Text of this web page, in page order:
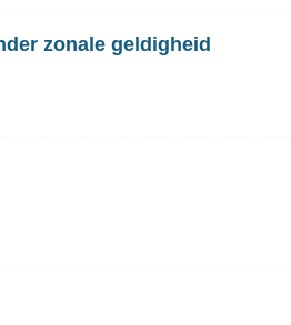
zonale geldigheid